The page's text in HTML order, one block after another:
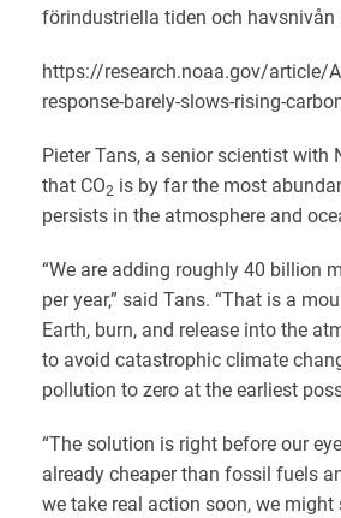
förindustriella tiden och
https://research.noaa.gov/article/
response-barely-slows-rising-
Pieter Tans, a senior scientist with
that CO2 is by far the most
persists in the atmosphere and
“We are adding roughly 40 billion
per year,” said Tans. “That is a
Earth, burn, and release into the
to avoid catastrophic climate
pollution to zero at the earliest
“The solution is right before our
already cheaper than fossil fuels
we take real action soon, we